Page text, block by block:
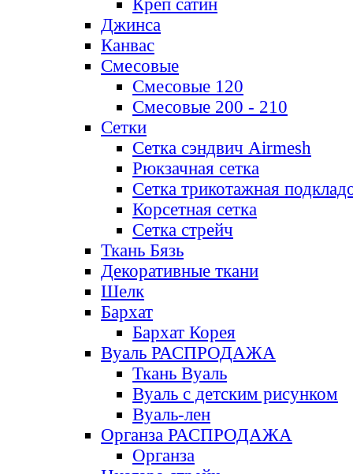
Креп сатин
Джинса
Канвас
Смесовые
Смесовые 120
Смесовые 200 - 210
Сетки
Сетка сэндвич Airmesh
Рюкзачная сетка
Сетка трикотажная
Корсетная сетка
Сетка стрейч
Ткань Бязь
Декоративные ткани
Шелк
Бархат
Бархат Корея
Вуаль РАСПРОДАЖА
Ткань Вуаль
Вуаль с детским рисунком
Вуаль-лен
Органза РАСПРОДАЖА
Органза